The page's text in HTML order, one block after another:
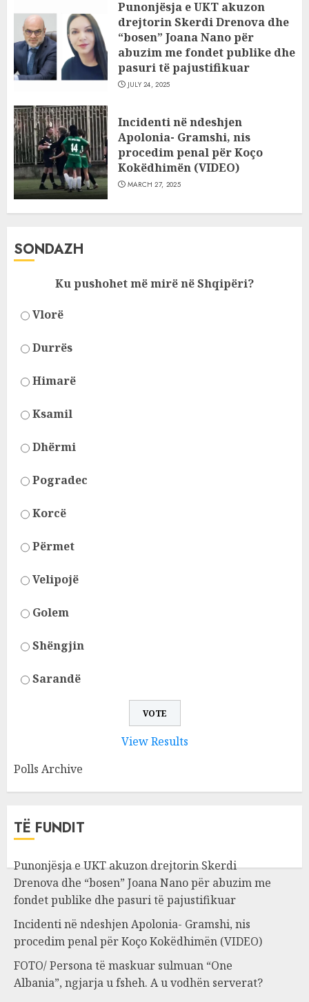
Punonjësja e UKT akuzon
drejtorin Skerdi Drenova dhe
“bosen” Joana Nano për
abuzim me fondet publike dhe
pasuri të pajustifikuar
JULY 24, 2025
Incidenti në ndeshjen
Apolonia- Gramshi, nis
procedim penal për Koço
Kokëdhimën (VIDEO)
MARCH 27, 2025
SONDAZH
Ku pushohet më mirë në Shqipëri?
Vlorë
Durrës
Himarë
Ksamil
Dhërmi
Pogradec
Korcë
Përmet
Velipojë
Golem
Shëngjin
Sarandë
View Results
Polls Archive
TË FUNDIT
Punonjësja e UKT akuzon drejtorin Skerdi
Drenova dhe “bosen” Joana Nano për abuzim me
fondet publike dhe pasuri të pajustifikuar
Incidenti në ndeshjen Apolonia- Gramshi, nis
procedim penal për Koço Kokëdhimën (VIDEO)
FOTO/ Persona të maskuar sulmuan “One
Albania”, ngjarja u fsheh. A u vodhën serverat?